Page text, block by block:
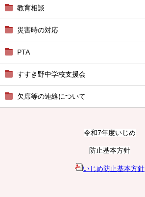
教育相談
災害時の対応
PTA
すすき野中学校支援会
欠席等の連絡について
令和7年度いじめ
防止基本方針
いじめ防止基本方針